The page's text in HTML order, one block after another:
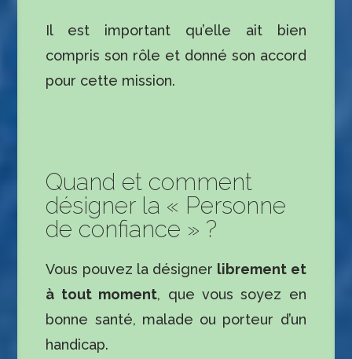
Il est important qu’elle ait bien
compris son rôle et donné son accord
pour cette mission.
Quand et comment
désigner la « Personne
de confiance » ?
Vous pouvez la désigner librement et
à tout moment, que vous soyez en
bonne santé, malade ou porteur d’un
handicap.